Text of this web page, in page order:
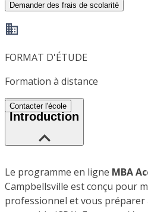
Demander des frais de scolarité
FORMAT D'ÉTUDE
Formation à distance
Contacter l'école
Introduction
Le programme en ligne MBA
Campbellsville est conçu pour
professionnel et vous préparer